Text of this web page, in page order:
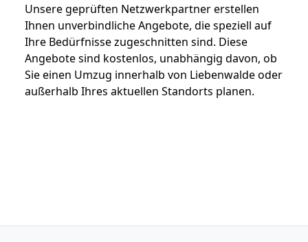
Unsere geprüften Netzwerkpartner erstellen
Ihnen unverbindliche Angebote, die speziell auf
Ihre Bedürfnisse zugeschnitten sind. Diese
Angebote sind kostenlos, unabhängig davon, ob
Sie einen Umzug innerhalb von Liebenwalde oder
außerhalb Ihres aktuellen Standorts planen.